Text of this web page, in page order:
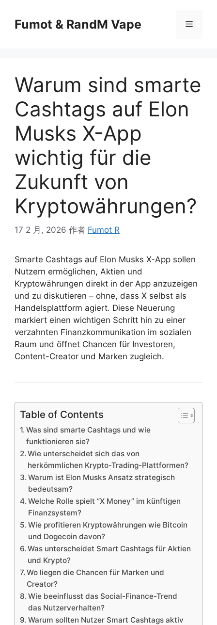
Fumot & RandM Vape
Warum sind smarte
Cashtags auf Elon
Musks X-App
wichtig für die
Zukunft von
Kryptowährungen?
17 2 月, 2026 作者 Fumot R
Smarte Cashtags auf Elon Musks X-App sollen
Nutzern ermöglichen, Aktien und
Kryptowährungen direkt in der App anzuzeigen
und zu diskutieren – ohne, dass X selbst als
Handelsplattform agiert. Diese Neuerung
markiert einen wichtigen Schritt hin zu einer
verzahnten Finanzkommunikation im sozialen
Raum und öffnet Chancen für Investoren,
Content-Creator und Marken zugleich.
Table of Contents
Was sind smarte Cashtags und wie
funktionieren sie?
Wie unterscheidet sich das von
herkömmlichen Krypto-Trading-Plattformen?
Warum ist Elon Musks Ansatz strategisch
bedeutsam?
Welche Rolle spielt “X Money” im künftigen
Finanzsystem?
Wie profitieren Kryptowährungen wie Bitcoin
und Dogecoin davon?
Was unterscheidet Smart Cashtags für Aktien
und Krypto?
Wo liegen die Chancen für Marken und
Creator?
Wie beeinflusst das Social-Finance-Trend
das Nutzerverhalten?
Warum sollten Nutzer Smart Cashtags aktiv